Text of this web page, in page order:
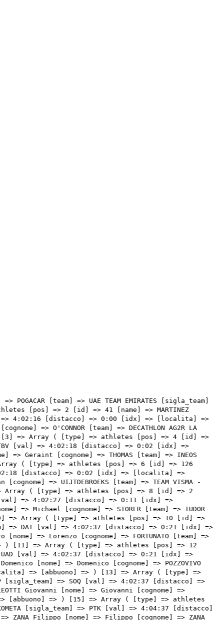
Array ( [type] => athletes [pos] => 18 [id] => 56 [name] => GESCHKE Simon [nome] => Simon [cognome] => GESCHKE [team] => COFIDIS [sigla_team] => COF [val] => 4:04:37 [distacco] => 02:21 [idx] => [localita] => [abbuono] => ) [18] => Array ( [type] => athletes [pos] => 19 [id] => 31 [name] => LUTSENKO Alexey [nome] => Alexey [cognome] => LUTSENKO [team] => ASTANA QAZAQSTAN TEAM [sigla_team] => AST [val] => 4:04:37 [distacco] => 02:21 [idx] => [localita] => [abbuono] => ) [19] => Array ( [type] => athletes [pos] => 20 [id] => 141 [name] => BARDET Romain [nome] => Romain [cognome] => BARDET [team] => TEAM DSM - FIRMENICH POSTNL [sigla_team] => DFP [val] => 4:04:37 [distacco] => 02:21 [idx] => [localita] => [abbuono] => 0:03 ) [20] => Array ( [type] => athletes [pos] => 21 [id] => 77 [name] => STEINHAUSER Georg [nome] => Georg [cognome] => STEINHAUSER [team] => EF EDUCATION - EASYPOST [sigla_team] => EFE [val] => 4:04:37 [distacco] => 02:21 [idx] => [localita] => [abbuono] => 0:02 ) [21] => Array ( [type] => athletes [pos] => 22 [id] => 64 [name] => PARET PEINTRE Valentin [nome] => Valentin [cognome] => PARET PEINTRE [team] => DECATHLON AG2R LA MONDIALE TEAM [sigla_team] => DAT [val] => 4:05:49 [distacco] => 03:33 [idx] => [localita] => [abbuono] => 0:03 ) [22] => Array ( [type] => athletes [pos] => 23 [id] => 71 [name] => CHAVES Esteban [nome] => Esteban [cognome] => CHAVES [team] => EF EDUCATION - EASYPOST [sigla_team] => EFE [val] => 4:05:55 [distacco] => 03:39 [idx] => [localita] => [abbuono] => ) [23] => Array ( [type] => athletes [pos] => 24 [id] => 114 [name] => GHEBREIGZABHIER Amanuel [nome] => Amanuel [cognome] => GHEBREIGZABHIER [team] => LIDL-TREK [sigla_team] => LTK [val] => 4:06:19 [distacco] => 04:03 [idx] => [localita] => [abbuono] => ) [24] => Array ( [type] => athletes [pos]